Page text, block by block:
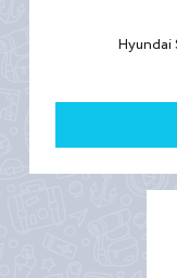
Hyundai